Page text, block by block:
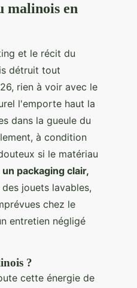
malinois en
et le récit du
détruit tout
rien à voir avec le
l'emporte haut la
dans la gueule du
à condition
si le matériau
packaging clair,
jouets lavables,
chez le
entretien négligé
?
cette énergie de